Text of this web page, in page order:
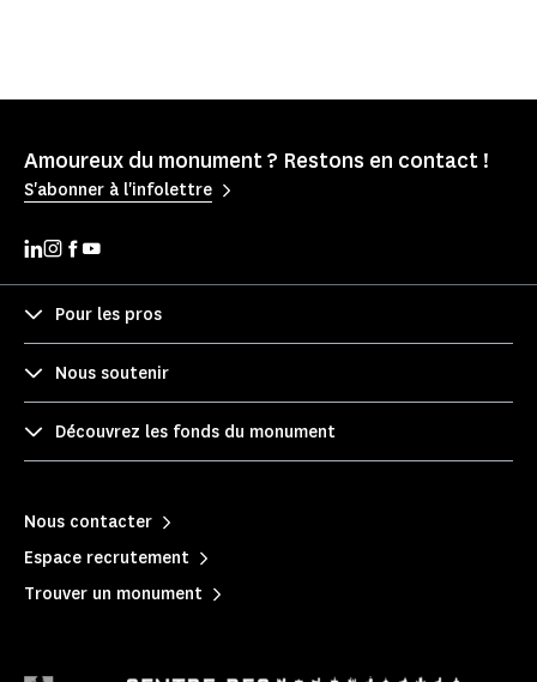
Amoureux du monument ? Restons en contact !
S'abonner à l'infolettre
Pour les pros
Nous soutenir
Découvrez les fonds du monument
Nous contacter
Espace recrutement
Trouver un monument